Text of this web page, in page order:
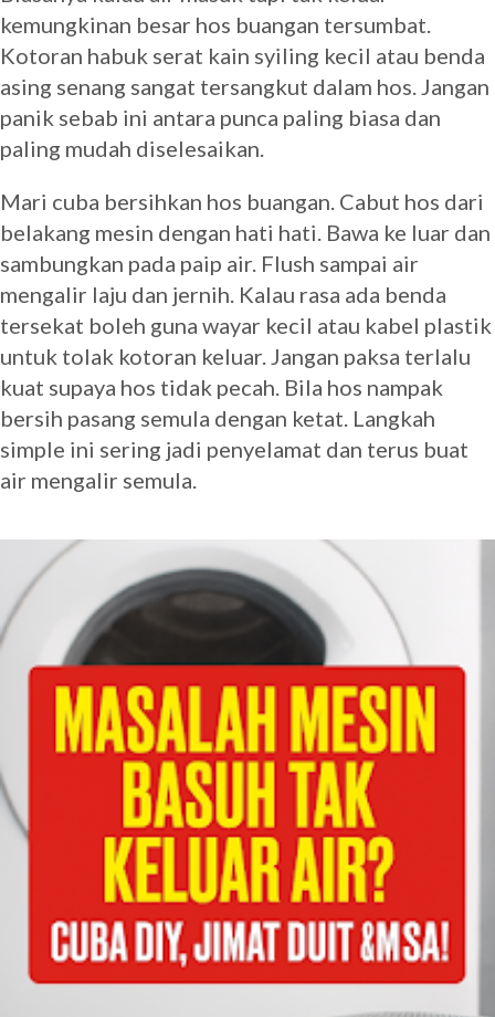
kemungkinan besar hos buangan tersumbat.
Kotoran habuk serat kain syiling kecil atau benda
asing senang sangat tersangkut dalam hos. Jangan
panik sebab ini antara punca paling biasa dan
paling mudah diselesaikan.
Mari cuba bersihkan hos buangan. Cabut hos dari
belakang mesin dengan hati hati. Bawa ke luar dan
sambungkan pada paip air. Flush sampai air
mengalir laju dan jernih. Kalau rasa ada benda
tersekat boleh guna wayar kecil atau kabel plastik
untuk tolak kotoran keluar. Jangan paksa terlalu
kuat supaya hos tidak pecah. Bila hos nampak
bersih pasang semula dengan ketat. Langkah
simple ini sering jadi penyelamat dan terus buat
air mengalir semula.